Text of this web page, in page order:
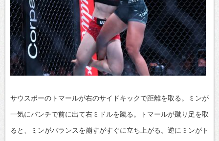
サウスポーのトマールが右のサイドキックで距離を取る。ミンが
一気にパンチで前に出て右ミドルを蹴る。トマールが蹴り足を取
ると、ミンがバランスを崩すがすぐに立ち上がる。逆にミンがト